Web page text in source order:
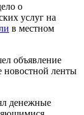
о
услуг на
в местном
объявление
ленты
денежные